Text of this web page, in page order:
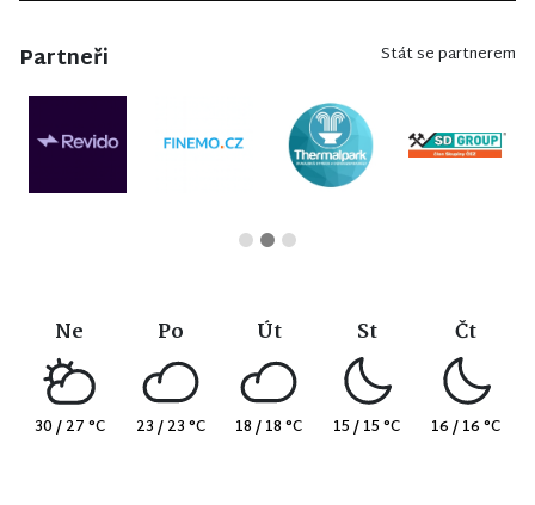
Partneři Stát se partnerem
Ne
30 / 27 °C
Po
23 / 23 °C
Út
18 / 18 °C
St
15 / 15 °C
Čt
16 / 16 °C